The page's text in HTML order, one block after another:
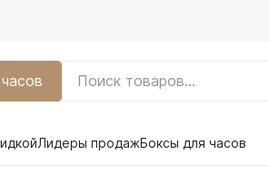
Лидеры продажБоксы для часов